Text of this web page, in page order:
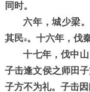
同时。
六年，城少梁
其民② 。十六年，伐
十七年，伐中
子击逢文侯之师田
子方不为礼。子击因